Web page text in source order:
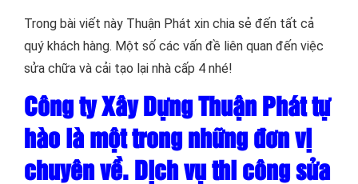
Trong bài viết này Thuận Phát xin chia sẻ đến tất cả
quý khách hàng. Một số các vấn đề liên quan đến việc
sửa chữa và cải tạo lại nhà cấp 4 nhé!
Công ty Xây Dựng Thuận Phát tự
hào là một trong những đơn vị
chuyên về. Dịch vụ thi công sửa